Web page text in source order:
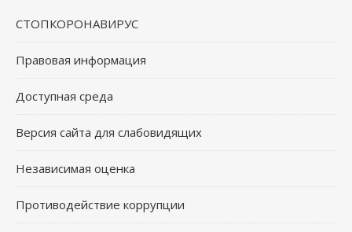
СТОПКОРОНАВИРУС
Правовая информация
Доступная среда
Версия сайта для слабовидящих
Независимая оценка
Противодействие коррупции